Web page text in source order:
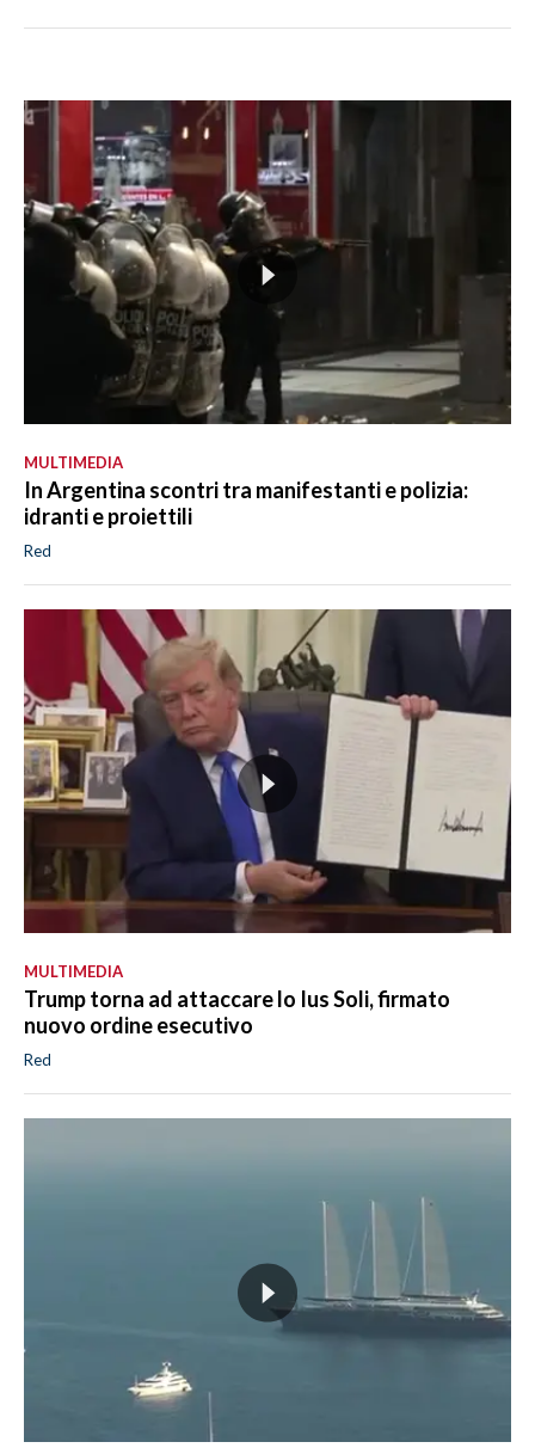
MULTIMEDIA
In Argentina scontri tra manifestanti e polizia:
idranti e proiettili
Red
MULTIMEDIA
Trump torna ad attaccare lo Ius Soli, firmato
nuovo ordine esecutivo
Red